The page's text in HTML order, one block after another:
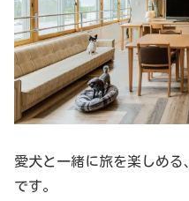
愛犬と一緒に旅を楽しめ
です。